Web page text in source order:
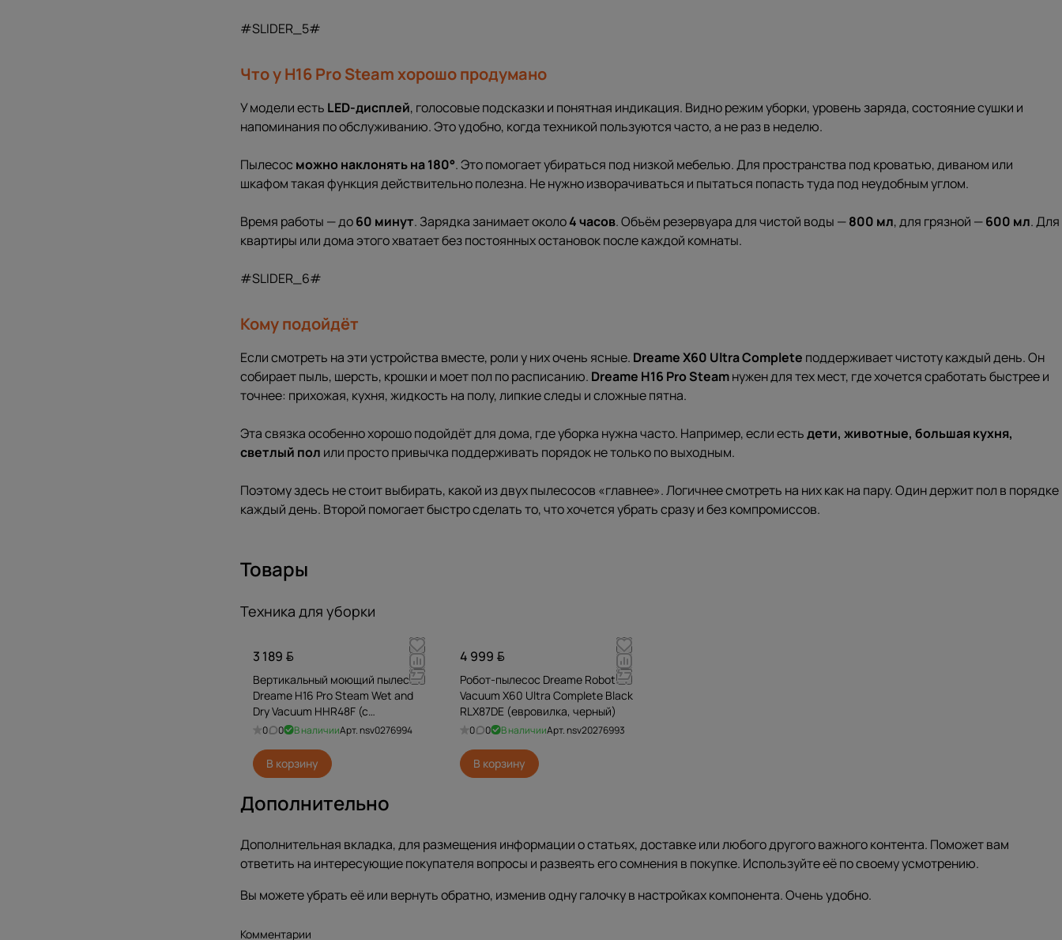
#SLIDER_5#
Что у H16 Pro Steam хорошо продумано
У модели есть LED-дисплей, голосовые подсказки и понятная индикация. Видно режим уборки, уровень заряда, состояние сушки и
напоминания по обслуживанию. Это удобно, когда техникой пользуются часто, а не раз в неделю.
Пылесос можно наклонять на180°. Это помогает убираться под низкой мебелью. Для пространства под кроватью, диваном или
шкафом такая функция действительно полезна. Не нужно изворачиваться и пытаться попасть туда под неудобным углом.
Время работы — до60 минут. Зарядка занимает около4 часов. Объём резервуара для чистой воды —800 мл, для грязной —600 мл. Для
квартиры или дома этого хватает без постоянных остановок после каждой комнаты.
#SLIDER_6#
Кому подойдёт
Если смотреть на эти устройства вместе, роли у них очень ясные. Dreame X60 Ultra Complete поддерживает чистоту каждый день. Он
собирает пыль, шерсть, крошки и моет пол по расписанию. Dreame H16 Pro Steamнужен для тех мест, где хочется сработать быстрее и
точнее: прихожая, кухня, жидкость на полу, липкие следы и сложные пятна.
Эта связка особенно хорошо подойдёт для дома, где уборка нужна часто. Например, если естьдети, животные, большая кухня,
светлый пол или просто привычка поддерживать порядок не только по выходным.
Поэтому здесь не стоит выбирать, какой из двух пылесосов «главнее». Логичнее смотреть на них как на пару. Один держит пол в порядке
каждый день. Второй помогает быстро сделать то, что хочется убрать сразу и без компромиссов.
Товары
Техника для уборки
3 189
Вертикальный моющий пылесос
Dreame H16 Pro Steam Wet and
Dry Vacuum HHR48F (с
евровилкой)
0 0 В наличииАрт. nsv0276994
В корзину
4 999
Робот-пылесос Dreame Robot
Vacuum X60 Ultra Complete Black
RLX87DE (евровилка, черный)
0 0 В наличииАрт. nsv20276993
В корзину
Дополнительно
Дополнительная вкладка, для размещения информации о статьях, доставке или любого другого важного контента. Поможет вам
ответить на интересующие покупателя вопросы и развеять его сомнения в покупке. Используйте её по своему усмотрению.
Вы можете убрать её или вернуть обратно, изменив одну галочку в настройках компонента. Очень удобно.
Комментарии